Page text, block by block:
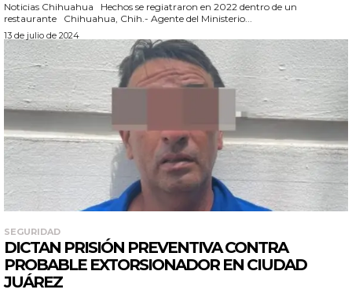
Noticias Chihuahua Hechos se regiatraron en 2022 dentro de un
restaurante Chihuahua, Chih.- Agente del Ministerio...
13 de julio de 2024
SEGURIDAD
DICTAN PRISIÓN PREVENTIVA CONTRA
PROBABLE EXTORSIONADOR EN CIUDAD
JUÁREZ